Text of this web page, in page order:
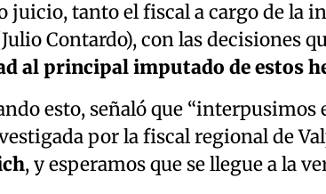
juicio, tanto el fiscal a cargo de la
Contardo), con las decisiones
al principal imputado de estos
esto, señaló que “interpusimos
por la fiscal regional de
, y esperamos que se llegue a la